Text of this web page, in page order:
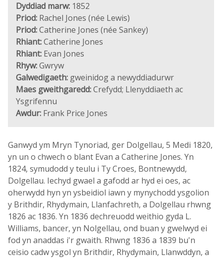
Dyddiad marw: 1852
Priod: Rachel Jones (née Lewis)
Priod:Catherine Jones (née Sankey)
Rhiant:Catherine Jones
Rhiant: Evan Jones
Rhyw:Gwryw
Galwedigaeth: gweinidog a newyddiadurwr
Maes gweithgaredd:Crefydd; Llenyddiaeth ac
Ysgrifennu
Awdur: Frank Price Jones
Ganwyd ym Mryn Tynoriad, ger Dolgellau, 5 Medi 1820,
yn un o chwech o blant Evan a Catherine Jones. Yn
1824, symudodd y teulu i Ty Croes, Bontnewydd,
Dolgellau. Iechyd gwael a gafodd ar hyd ei oes, ac
oherwydd hyn yn ysbeidiol iawn y mynychodd ysgolion
y Brithdir, Rhydymain, Llanfachreth, a Dolgellau rhwng
1826 ac 1836. Yn 1836 dechreuodd weithio gyda L.
Williams, bancer, yn Nolgellau, ond buan y gwelwyd ei
fod yn anaddas i'r gwaith. Rhwng 1836 a 1839 bu'n
ceisio cadw ysgol yn Brithdir, Rhydymain, Llanwddyn, a